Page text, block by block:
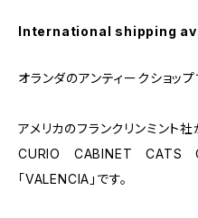
International shipping
オランダのアンティークショッ
アメリカのフランクリンミント
CURIO CABINET CATS
「VALENCIA」です。